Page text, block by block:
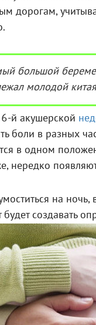
дорогам,
большой
молодой
й акушерской
боли в разных
в одном
нередко
на ночь,
создавать